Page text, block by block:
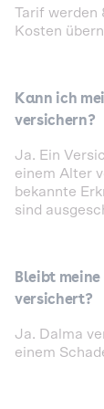
Tarif werden
Kosten
Kann ich
versichern?
Ja. Ein
einem Alter
bekannte
sind
Bleibt
versichert?
Ja. Dalma
einem